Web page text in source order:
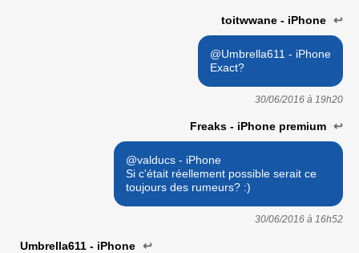
toitwwane - iPhone ↩
@Umbrella611 - iPhone
Exact?
30/06/2016 à 19h20
Freaks - iPhone premium ↩
@valducs - iPhone
Si c'était réellement possible serait ce
toujours des rumeurs? :)
30/06/2016 à 16h52
Umbrella611 - iPhone ↩